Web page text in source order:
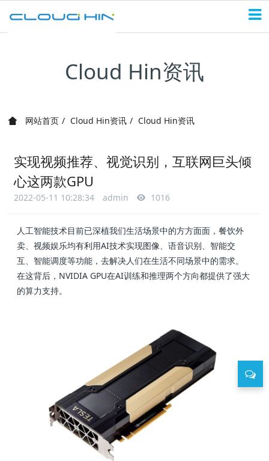
Cloud Hin资讯
网站首页 Cloud Hin资讯 Cloud Hin资讯
实现视频推荐、视觉识别，互联网巨头倾
心这两款GPU
2022-05-11 10:28:34 admin 1016
人工智能技术目前已深植我们生活场景中的方方面面，餐饮外
卖、视频娱乐均有利用AI技术实现图像、语音识别、智能交
互、智能调度等功能，去解决人们在生活不同场景中的需求。
在这背后，NVIDIA GPU在AI训练和推理两个方向都提供了强大
的算力支持。